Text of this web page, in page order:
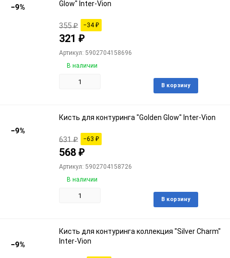
−9% Glow" Inter-Vion
355₽ −34₽
321 ₽
Артикул: 5902704158696
В наличии
В корзину
−9%
Кисть для контуринга "Golden Glow" Inter-Vion
631₽ −63 ₽
568 ₽
Артикул: 5902704158726
В наличии
В корзину
−9%
Кисть для контуринга коллекция "Silver Charm"
Inter-Vion